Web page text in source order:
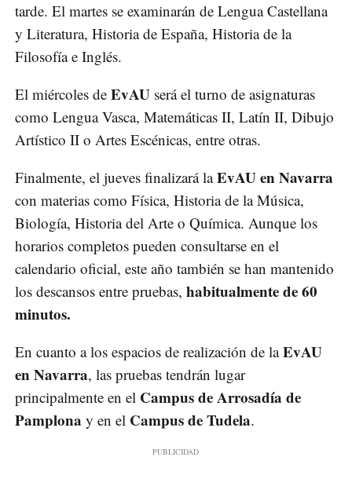
tarde. El martes se examinarán de Lengua Castellana
y Literatura, Historia de España, Historia de la
Filosofía e Inglés.
El miércoles de EvAU será el turno de asignaturas
como Lengua Vasca, Matemáticas II, Latín II, Dibujo
Artístico II o Artes Escénicas, entre otras.
Finalmente, el jueves finalizará laEvAU en Navarra
con materias como Física, Historia de la Música,
Biología, Historia del Arte o Química. Aunque los
horarios completos pueden consultarse en el
calendario oficial, este año también se han mantenido
los descansos entre pruebas, habitualmente de 60
minutos.
En cuanto a los espacios de realización de laEvAU
en Navarra, las pruebas tendrán lugar
principalmente en el Campus de Arrosadía de
Pamplona y en el Campus de Tudela.